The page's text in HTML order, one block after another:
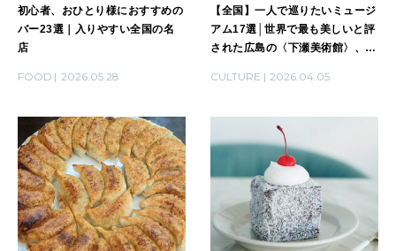
2026年9月号「北海道 おいしく遊ぶ、夏のご褒美旅。」
2026年7月号「鎌倉 ローカルが 教えてくれた 本当の歩き方。」
2026年6月号「大銀座 トレンドが生まれる 新しい一流店へ。」
2026年5月号「“大好き”に出会いに。韓国」
MAGAZINE MOOK
FOLLOW US!
初心者、おひとり様におすすめの
バー23選｜入りやすい全国の名
店
FOOD 2026.05.28
【全国】一人で巡りたいミュージ
アム17選│世界で最も美しいと評
された広島の〈下瀬美術館〉、安
CULTURE 2026.04.05